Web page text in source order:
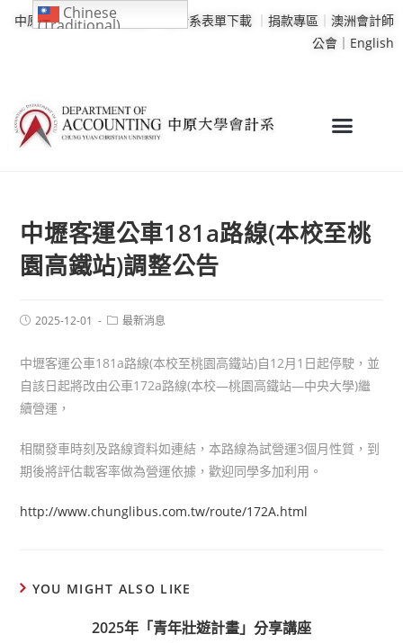
中原大學｜學校行事曆 會計系表單下載 ｜ 捐款專區 ｜ 澳洲會計師
公會｜ English
中壢客運公車181a路線(本校至桃
園高鐵站)調整公告
2025-12-01 最新消息
中壢客運公車181a路線(本校至桃園高鐵站)自12月1日起停駛，並
自該日起將改由公車172a路線(本校—桃園高鐵站—中央大學)繼
續營運，
相關發車時刻及路線資料如連結，本路線為試營運3個月性質，到
期後將評估載客率做為營運依據，歡迎同學多加利用。
http://www.chunglibus.com.tw/route/172A.html
YOU MIGHT ALSO LIKE
2025年「青年壯遊計畫」分享講座
Chinese
(Traditional)